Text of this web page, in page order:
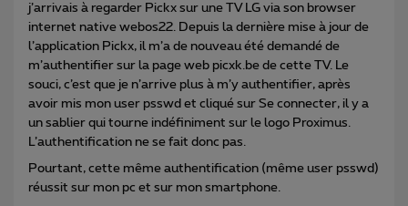
j’arrivais à regarder Pickx sur une TV LG via son browser
internet native webos22. Depuis la dernière mise à jour de
l’application Pickx, il m’a de nouveau été demandé de
m’authentifier sur la page web picxk.be de cette TV. Le
souci, c’est que je n’arrive plus à m’y authentifier, après
avoir mis mon user psswd et cliqué sur Se connecter, il y a
un sablier qui tourne indéfiniment sur le logo Proximus.
L’authentification ne se fait donc pas.
Pourtant, cette même authentification (même user psswd)
réussit sur mon pc et sur mon smartphone.